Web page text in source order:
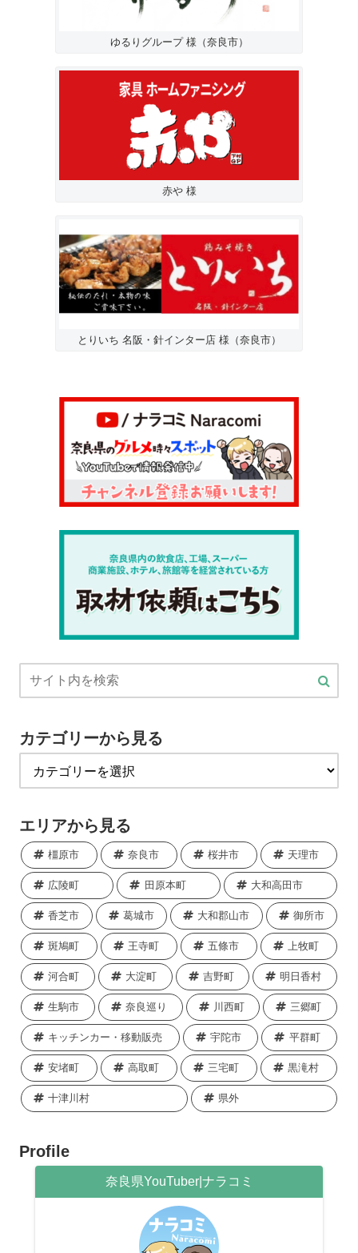
ゆるりグループ 様（奈良市）
赤や 様
とりいち 名阪・針インター店 様（奈良市）
カテゴリーから見る
エリアから見る
橿原市 奈良市 桜井市 天理市
広陵町 田原本町 大和高田市
香芝市 葛城市 大和郡山市 御所市
斑鳩町 王寺町 五條市 上牧町
河合町 大淀町 吉野町 明日香村
生駒市 奈良巡り 川西町 三郷町
キッチンカー・移動販売 宇陀市 平群町
安堵町 高取町 三宅町 黒滝村
十津川村 県外
Profile
奈良県YouTuber|ナラコミ